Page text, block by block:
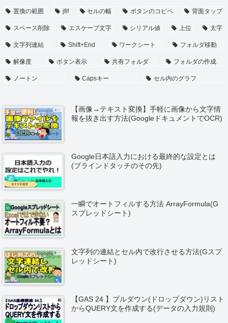
置換の範囲 jfif セルの幅 ボタンのコピペ 背面タップ
スペース削除 エスケープ文字 シリアル値 上位 太字
文字列連結 Shift+End ワークシート フォルダ移動
解像度 ボタン表示 共有フォルダ フォルダの作成
ノートン Capsキー セル内のグラフ
【画像→テキスト変換】手軽に画像から文字情
報を抜き出す方法(GoogleドキュメントでOCR)
Google日本語入力における最終的な設定とは
(ブラインドタッチのその先)
一瞬でオートフィルする方法 ArrayFormula(G
スプレッドシート)
文字列の連結とセル内で改行させる方法(Gスプ
レッドシート)
【GAS 24.】プルダウン(ドロップダウン)リスト
からQUERY文を作成する(データの入力規則)